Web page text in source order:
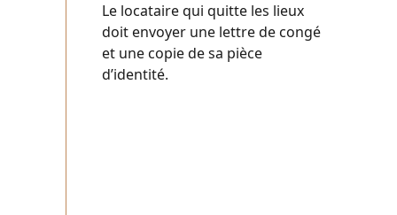
Le locataire qui quitte les lieux
doit envoyer une lettre de congé
et une copie de sa pièce
d’identité.